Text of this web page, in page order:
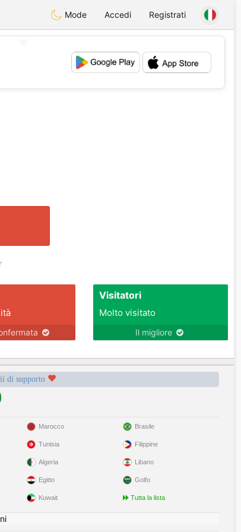
Mode Accedi Registrati
💕
Visitatori
Molto visitato
Il migliore
di supporto
Marocco
Tunisia
Algeria
Egitto
Kuwait
Brasile
Filippine
Libano
Golfo
Tutta la lista